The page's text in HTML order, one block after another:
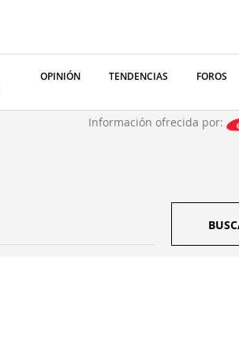
OPINIÓN TENDENCIAS FOROS
Información ofrecida por: